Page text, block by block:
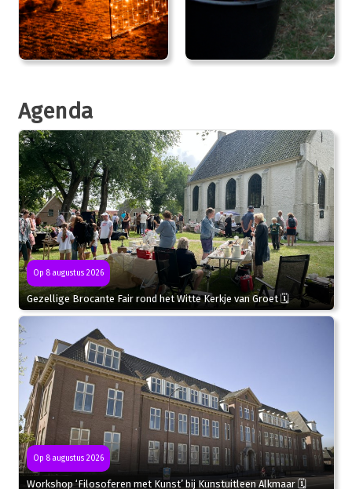
Agenda
Op 8 augustus 2026
Gezellige Brocante Fair rond het Witte Kerkje van Groet 🗓
Op 8 augustus 2026
Workshop ‘Filosoferen met Kunst’ bij Kunstuitleen Alkmaar 🗓